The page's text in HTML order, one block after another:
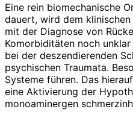
Eine rein biomechanische
dauert, wird dem
mit der Diagnose von
Komorbiditäten noch
bei der deszendierenden
psychischen Traumata.
Systeme führen. Das
eine Aktivierung der
monoaminergen